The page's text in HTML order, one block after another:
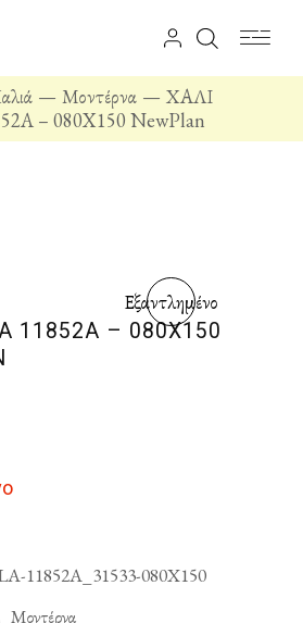
Μοντέρνα
ΧΑΛΙ
– 080X150 NewPlan
Εξαντλημένο
11852A – 080X150
11852A_31533-080X150
Μοντέρνα